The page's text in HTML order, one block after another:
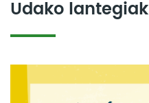
Udako lantegiak